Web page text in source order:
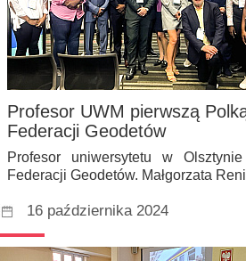
Profesor UWM pierwszą
Federacji Geodetów
Profesor uniwersytetu w
Federacji Geodetów. Małgorzata
16 października 2024